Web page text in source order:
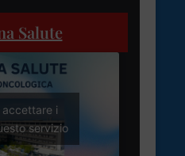
Salute
accettare i
servizio